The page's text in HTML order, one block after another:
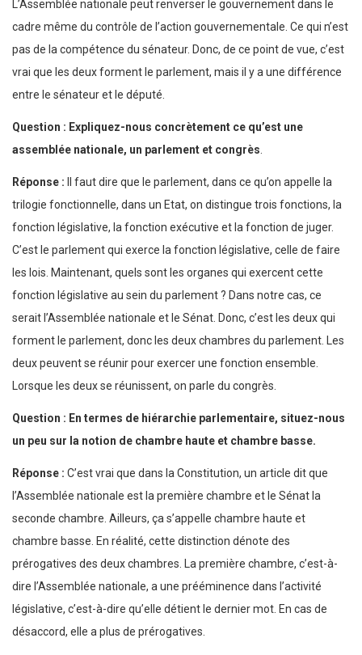
L’Assemblée nationale peut renverser le gouvernement dans le
cadre même du contrôle de l’action gouvernementale. Ce qui n’est
pas de la compétence du sénateur. Donc, de ce point de vue, c’est
vrai que les deux forment le parlement, mais il y a une différence
entre le sénateur et le député.
Question : Expliquez-nous concrètement ce qu’est une
assemblée nationale, un parlement et congrès
Réponse :
Il faut dire que le parlement, dans ce qu’on appelle la
trilogie fonctionnelle, dans un Etat, on distingue trois fonctions, la
fonction législative, la fonction exécutive et la fonction de juger.
C’est le parlement qui exerce la fonction législative, celle de faire
les lois. Maintenant, quels sont les organes qui exercent cette
fonction législative au sein du parlement ? Dans notre cas, ce
serait l’Assemblée nationale et le Sénat. Donc, c’est les deux qui
forment le parlement, donc les deux chambres du parlement. Les
deux peuvent se réunir pour exercer une fonction ensemble.
Lorsque les deux se réunissent, on parle du congrès.
Question : En termes de hiérarchie parlementaire, situez-nous
un peu sur la notion de chambre haute et chambre basse.
Réponse : C’est vrai que dans la Constitution, un article dit que
l’Assemblée nationale est la première chambre et le Sénat la
seconde chambre. Ailleurs, ça s’appelle chambre haute et
chambre basse. En réalité, cette distinction dénote des
prérogatives des deux chambres. La première chambre, c’est-à-
dire l’Assemblée nationale, a une prééminence dans l’activité
législative, c’est-à-dire qu’elle détient le dernier mot. En cas de
désaccord, elle a plus de prérogatives.